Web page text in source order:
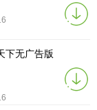
下无广告版